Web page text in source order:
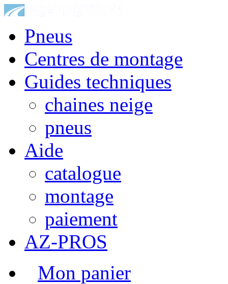
Pneus
Centres de montage
Guides techniques
chaines neige
pneus
Aide
catalogue
montage
paiement
AZ-PROS
Mon panier